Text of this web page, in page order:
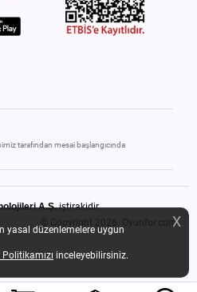
X
yasal düzenlemelere uygun
inceleyebilirsiniz.
tarafından mesai başlangıcında
A.Ş.iştirakidir.
© Copyright 2026. Oyunfor.com